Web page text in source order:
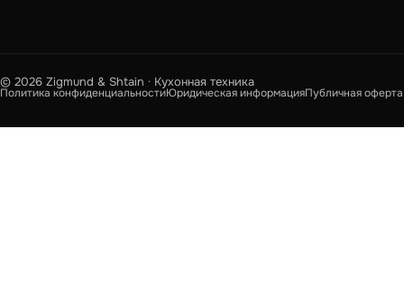
© 2026 Zigmund & Shtain · Кухонная техника
Политика конфиденциальностиЮридическая информацияПубличная оферта